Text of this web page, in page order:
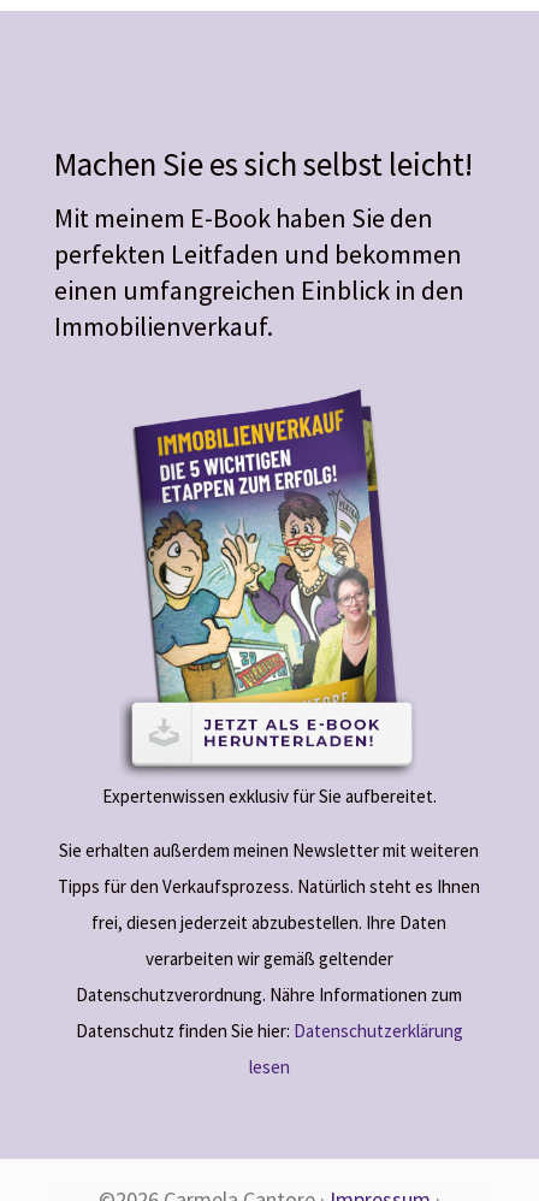
Machen Sie es sich selbst leicht!
Mit meinem E-Book haben Sie den
perfekten Leitfaden und bekommen
einen umfangreichen Einblick in den
Immobilienverkauf.
Expertenwissen exklusiv für Sie aufbereitet.
Sie erhalten außerdem meinen Newsletter mit weiteren
Tipps für den Verkaufsprozess. Natürlich steht es Ihnen
frei, diesen jederzeit abzubestellen. Ihre Daten
verarbeiten wir gemäß geltender
Datenschutzverordnung. Nähre Informationen zum
Datenschutz finden Sie hier: Datenschutzerklärung
lesen